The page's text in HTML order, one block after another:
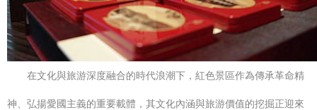
在文化與旅游深度融合的時代浪潮下，紅色景區作為傳承革命精
神、弘揚愛國主義的重要載體，其文化內涵與旅游價值的挖掘正迎來